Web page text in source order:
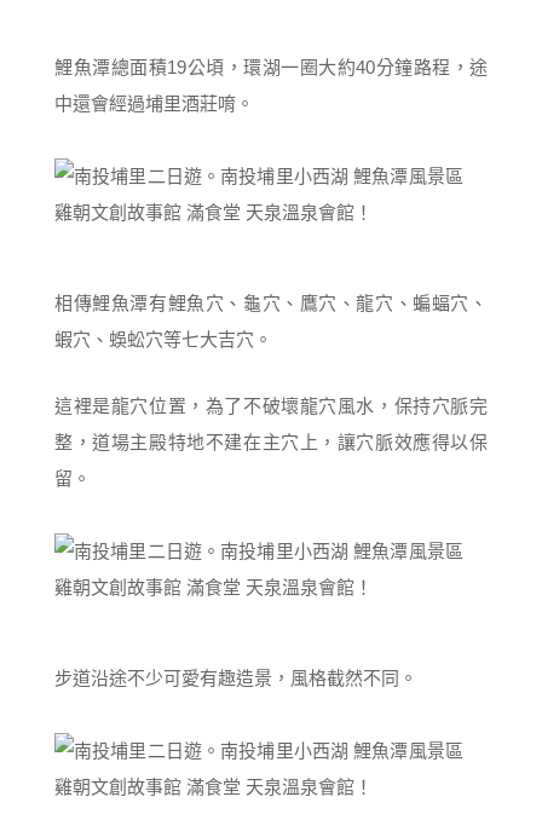
鯉魚潭總面積19公頃，環湖一圈大約40分鐘路程，途
中還會經過埔里酒莊唷。
相傳鯉魚潭有鯉魚穴、龜穴、鷹穴、龍穴、蝙蝠穴、
蝦穴、蜈蚣穴等七大吉穴。
這裡是龍穴位置，為了不破壞龍穴風水，保持穴脈完
整，道場主殿特地不建在主穴上，讓穴脈效應得以保
留。
步道沿途不少可愛有趣造景，風格截然不同。